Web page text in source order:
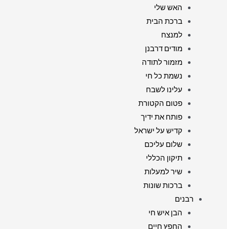
האש שלי
ברכת הבית
למנצח
מודים דרבנן
מזמור לתודה
נשמת כל חי
עלינו לשבח
פטום הקטורת
פותח את ידיך
קדיש על ישראל
שלום עליכם
תיקון הכללי
שיר למעלות
ברכות שונות
רבנים
הבן איש חי
החפץ חיים